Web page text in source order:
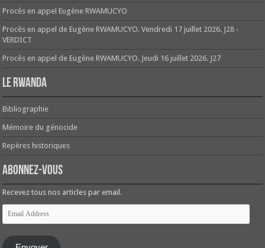
Procès en appel Eugène RWAMUCYO
Procès en appel de Eugène RWAMUCYO. Vendredi 17 juillet 2026. J28 -
VERDICT
Procès en appel de Eugène RWAMUCYO. Jeudi 16 juillet 2026. J27
Le Rwanda
Bibliographie
Mémoire du génocide
Repères historiques
Abonnez-vous
Recevez tous nos articles par email.
Email
Address